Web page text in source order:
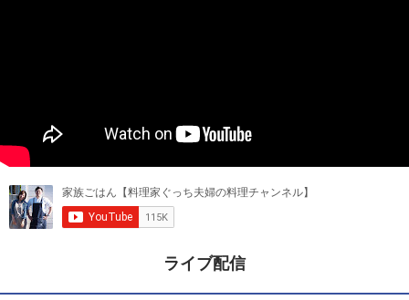
ライブ配信